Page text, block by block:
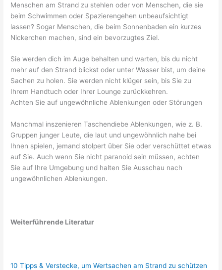
Menschen am Strand zu stehlen oder von Menschen, die sie
beim Schwimmen oder Spazierengehen unbeaufsichtigt
lassen? Sogar Menschen, die beim Sonnenbaden ein kurzes
Nickerchen machen, sind ein bevorzugtes Ziel.
Sie werden dich im Auge behalten und warten, bis du nicht
mehr auf den Strand blickst oder unter Wasser bist, um deine
Sachen zu holen. Sie werden nicht klüger sein, bis Sie zu
Ihrem Handtuch oder Ihrer Lounge zurückkehren.
Achten Sie auf ungewöhnliche Ablenkungen oder Störungen
Manchmal inszenieren Taschendiebe Ablenkungen, wie z. B.
Gruppen junger Leute, die laut und ungewöhnlich nahe bei
Ihnen spielen, jemand stolpert über Sie oder verschüttet etwas
auf Sie. Auch wenn Sie nicht paranoid sein müssen, achten
Sie auf Ihre Umgebung und halten Sie Ausschau nach
ungewöhnlichen Ablenkungen.
Weiterführende Literatur
10 Tipps & Verstecke, um Wertsachen am Strand zu schützen